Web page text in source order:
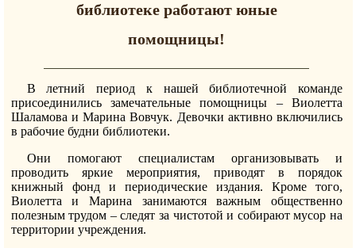
библиотеке работают юные
помощницы!
В летний период к нашей библиотечной команде
присоединились замечательные помощницы – Виолетта
Шаламова и Марина Вовчук. Девочки активно включились
в рабочие будни библиотеки.
Они помогают специалистам организовывать и
проводить яркие мероприятия, приводят в порядок
книжный фонд и периодические издания. Кроме того,
Виолетта и Марина занимаются важным общественно
полезным трудом – следят за чистотой и собирают мусор на
территории учреждения.